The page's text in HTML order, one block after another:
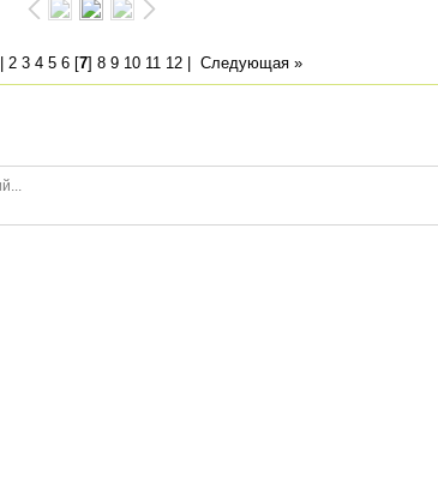
2 3 4 5 6[7] 8 9 10 11 12| Следующая »